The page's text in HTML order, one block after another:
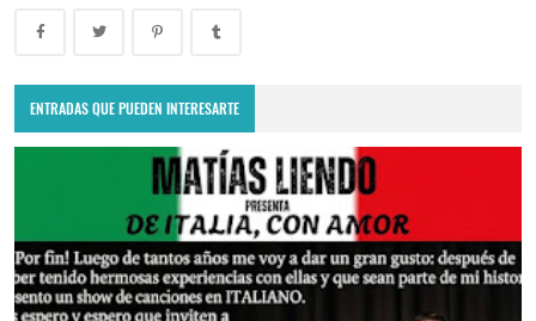
ENTRADAS QUE PUEDEN INTERESARTE